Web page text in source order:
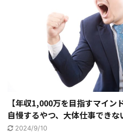
【年収1,000万を目指すマイ
自慢するやつ、大体仕事できな
2024/9/10